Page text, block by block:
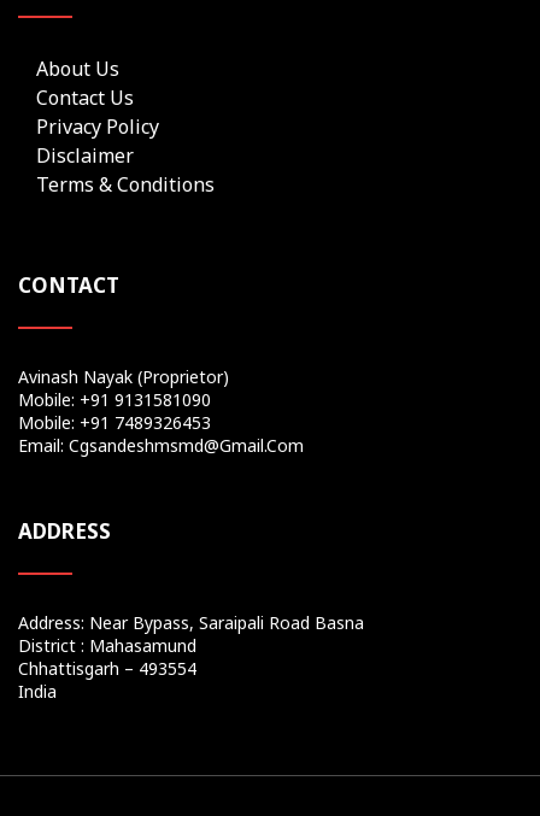
About Us
Contact Us
Privacy Policy
Disclaimer
Terms & Conditions
CONTACT
Avinash Nayak (Proprietor)
Mobile: +91 9131581090
Mobile: +91 7489326453
Email: Cgsandeshmsmd@gmail.com
ADDRESS
Address: Near Bypass, Saraipali Road Basna
District : Mahasamund
Chhattisgarh – 493554
India